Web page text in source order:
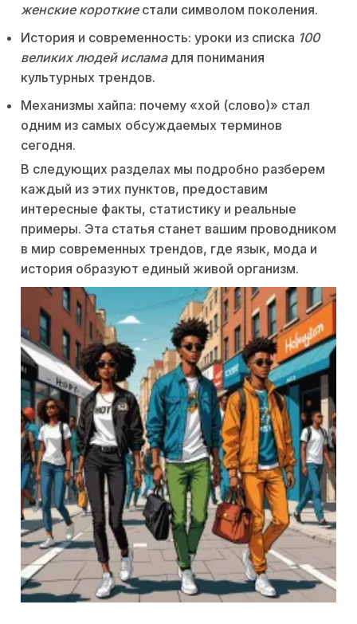
женские короткиестали символом поколения.
История и современность: уроки из списка 100
великих людей исламадля понимания
культурных трендов.
Механизмы хайпа: почему «хой (слово)» стал
одним из самых обсуждаемых терминов
сегодня.
В следующих разделах мы подробно разберем
каждый из этих пунктов, предоставим
интересные факты, статистику и реальные
примеры. Эта статья станет вашим проводником
в мир современных трендов, где язык, мода и
история образуют единый живой организм.